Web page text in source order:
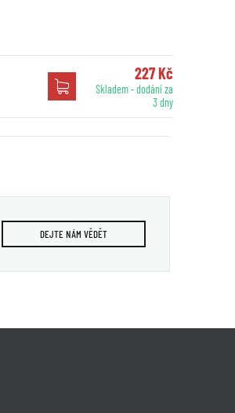
227 Kč
Skladem - dodání za
3 dny
DEJTE NÁM VĚDĚT